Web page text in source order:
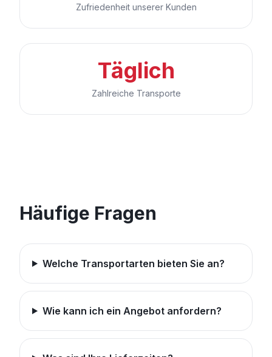
Zufriedenheit unserer Kunden
Täglich
Zahlreiche Transporte
Häufige Fragen
Welche Transportarten bieten Sie an?
Wie kann ich ein Angebot anfordern?